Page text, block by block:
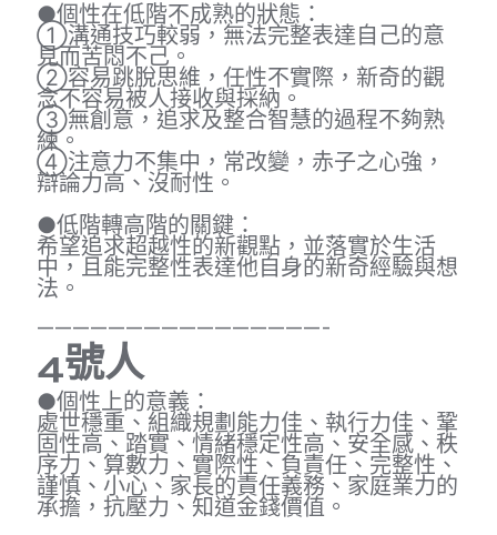
●個性在低階不成熟的狀態：
①溝通技巧較弱，無法完整表達自己的意
見而苦悶不己。
②容易跳脫思維，任性不實際，新奇的觀
念不容易被人接收與採納。
③無創意，追求及整合智慧的過程不夠熟
練。
④注意力不集中，常改變，赤子之心強，
辯論力高、沒耐性。
●低階轉高階的關鍵：
希望追求超越性的新觀點，並落實於生活
中，且能完整性表達他自身的新奇經驗與想
法。
————————————————-
4號人
●個性上的意義：
處世穩重、組織規劃能力佳、執行力佳、鞏
固性高、踏實、情緒穩定性高、安全感、秩
序力、算數力、實際性、負責任、完整性、
謹慎、小心、家長的責任義務、家庭業力的
承擔，抗壓力、知道金錢價值。